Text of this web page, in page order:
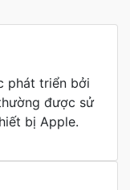
phát triển bởi
được sử
bị Apple.